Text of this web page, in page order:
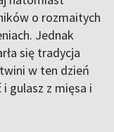
o rozmaitych
Jednak
się tradycja
w ten dzień
gulasz z mięsa i